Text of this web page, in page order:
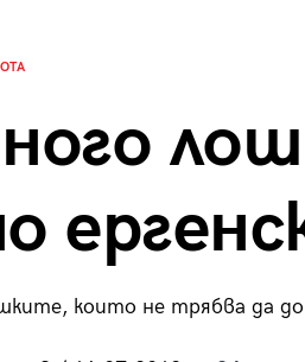
които не трябва да
Summer Prelude: